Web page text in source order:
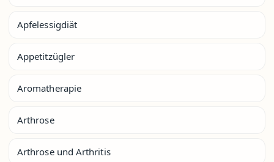
Apfelessigdiät
Appetitzügler
Aromatherapie
Arthrose
Arthrose und Arthritis